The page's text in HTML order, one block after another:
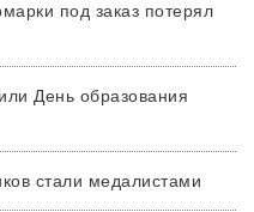
под заказ потерял
День образования
стали медалистами